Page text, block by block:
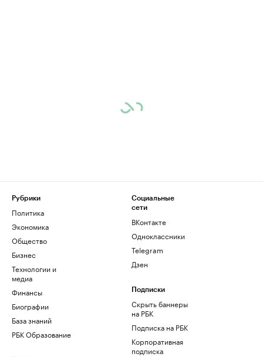
Рубрики
Политика
Экономика
Общество
Бизнес
Технологии и
медиа
Финансы
Биографии
База знаний
РБК Образование
Социальные
сети
ВКонтакте
Одноклассники
Telegram
Дзен
Подписки
Скрыть баннеры
на РБК
Подписка на РБК
Корпоративная
подписка